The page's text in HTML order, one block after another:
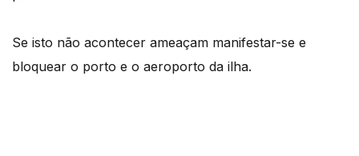
Se isto não acontecer ameaçam manifestar-se e
bloquear o porto e o aeroporto da ilha.